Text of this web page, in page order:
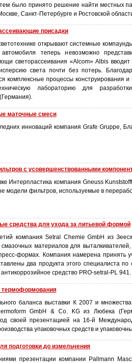
было принято решение найти местных
Санкт-Петербурге и Ростовской
присадки
открывают системные
теперь невозможно
светорассеивания «Alcom» Albis
света почти без потерь.
комплексные процессы конструирования
лабораторию для
маточные смеси
инноваций компания Grafe Gruppe,
с усовершенствованными
Интерпластика компания Gneuss
модели фильтров, используемые в
средства для ухода за литьевой формой
компания Setral Chemie GmbH из
смазочных материалов для
формах. Компания намерена принять
два продукта этого специалиста
средство PRO-setral-PL 941.
баланса выставки К 2007 и
GmbH & Co. KG из Любека
своей презентацией на 16-й
упаковочных средств и
подготовки до измельчения
презентации компании Pallmann